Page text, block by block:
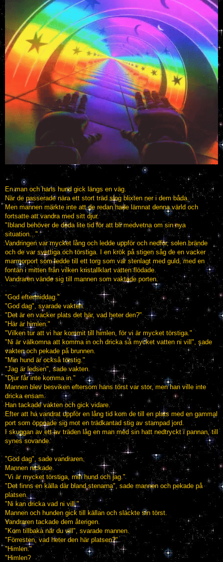
En man och hans hund gick längs en väg.
När de passerade nära ett stort träd slog blixten ner i dem båda.
Men mannen märkte inte att de redan hade lämnat denna värld och
fortsatte att vandra med sitt djur.
"Ibland behöver de döda lite tid för att bli medvetna om sin nya
situation..."
Vandringen var mycket lång och ledde uppför och nedför, solen brände
och de var svettiga och törstiga. I en krök på stigen såg de en vacker
marmorport som ledde till ett torg som var stenlagt med guld, med en
fontän i mitten från vilken kristallklart vatten flödade.
Vandraren vände sig till mannen som vaktade porten.
"God eftermiddag."
"God dag", svarade vakten.
"Det är en vacker plats det här, vad heter den?"
"Här är himlen."
"Vilken tur att vi har kommit till himlen, för vi är mycket törstiga."
"Ni är välkomna att komma in och dricka så mycket vatten ni vill", sade
vakten och pekade på brunnen.
"Min hund är också törstig."
"Jag är ledsen", sade vakten.
"Djur får inte komma in."
Mannen blev besviken eftersom hans törst var stor, men han ville inte
dricka ensam.
Han tackade vakten och gick vidare.
Efter att ha vandrat uppför en lång tid kom de till en plats med en gammal
port som öppnade sig mot en trädkantad stig av stampad jord.
I skuggan av ett av träden låg en man med sin hatt nedtryckt i pannan, till
synes sovande.
"God dag", sade vandraren.
Mannen nickade.
"Vi är mycket törstiga, min hund och jag."
"Det finns en källa där bland stenarna", sade mannen och pekade på
platsen.
"Ni kan dricka vad ni vill."
Mannen och hunden gick till källan och släckte sin törst.
Vandraren tackade dem återigen.
"Kom tillbaka när du vill", svarade mannen.
"Förresten, vad heter den här platsen?"
"Himlen."
"Himlen?